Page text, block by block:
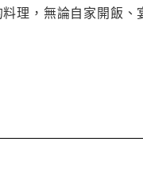
理，無論自家開飯